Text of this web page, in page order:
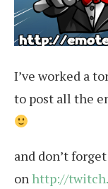
I’ve worked a
to post all the
and don’t
on http://